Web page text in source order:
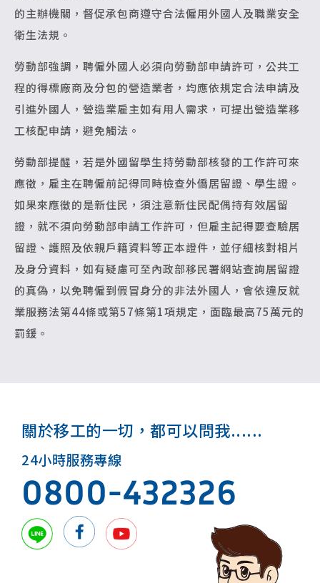
的主辦機關，督促承包商遵守合法僱用外國人及職業安全
衛生法規。
勞動部強調，聘僱外國人必須向勞動部申請許可，公共工
程的得標廠商及分包的營造業者，均應依規定合法申請及
引進外國人，營造業雇主如有用人需求，可提出營造業移
工核配申請，避免觸法。
勞動部提醒，若是外國留學生持勞動部核發的工作許可來
應徵，雇主在聘僱前記得同時檢查外僑居留證、學生證。
如果來應徵的是新住民，須注意新住民配偶持有效居留
證，就不須向勞動部申請工作許可，但雇主記得要查驗居
留證、護照及依親戶籍資料等正本證件，並仔細核對相片
及身分資料，如有疑慮可至內政部移民署網站查詢居留證
的真偽，以免聘僱到假冒身分的非法外國人，會依違反就
業服務法第44條或第57條第1項規定，面臨最高75萬元的
罰鍰。
關於移工的一切，都可以問我......
24小時服務專線
0800-432326